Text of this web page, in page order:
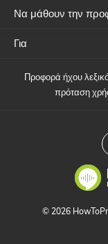
Να μάθουν την
Για
Προφορά ήχου
πρόταση
© 2026